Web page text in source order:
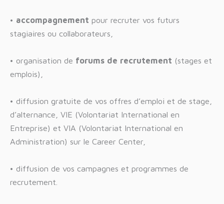
• accompagnement pour recruter vos futurs
stagiaires ou collaborateurs,
• organisation de forums de recrutement (stages et
emplois),
• diffusion gratuite de vos offres d’emploi et de stage,
d’alternance, VIE (Volontariat International en
Entreprise) et VIA (Volontariat International en
Administration) sur le Career Center,
• diffusion de vos campagnes et programmes de
recrutement.